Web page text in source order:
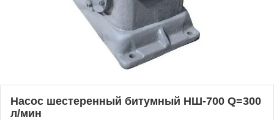
Насос шестеренный битумный НШ-700 Q=300
л/мин